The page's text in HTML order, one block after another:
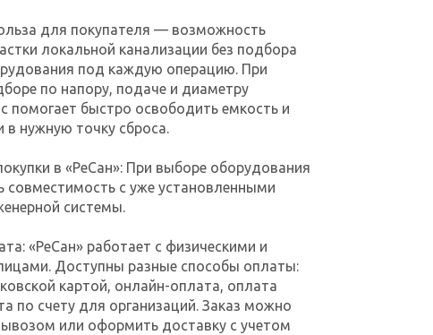
для покупателя — возможность
локальной канализации без подбора
под каждую операцию. При
по напору, подаче и диаметру
помогает быстро освободить емкость и
в нужную точку сброса.
в «РеСан»: При выборе оборудования
совместимость с уже установленными
системы.
«РеСан» работает с физическими и
Доступны разные способы оплаты:
картой, онлайн-оплата, оплата
по счету для организаций. Заказ можно
или оформить доставку с учетом